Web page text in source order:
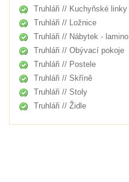
Truhláři // Kuchyňské linky
Truhláři // Ložnice
Truhláři // Nábytek - lamino
Truhláři // Obývací pokoje
Truhláři // Postele
Truhláři // Skříně
Truhláři // Stoly
Truhláři // Židle